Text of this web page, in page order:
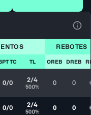
REBOTES
TC TL OREB DREB
0/0 2/4
50.0% 0 0
0/0 2/4
50.0% 0 0